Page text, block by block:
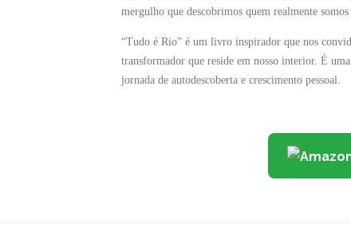
mergulho que descobrimos quem realmente
“Tudo é Rio” é um livro inspirador que nos
transformador que reside em nosso interior. É
jornada de autodescoberta e crescimento pessoal.